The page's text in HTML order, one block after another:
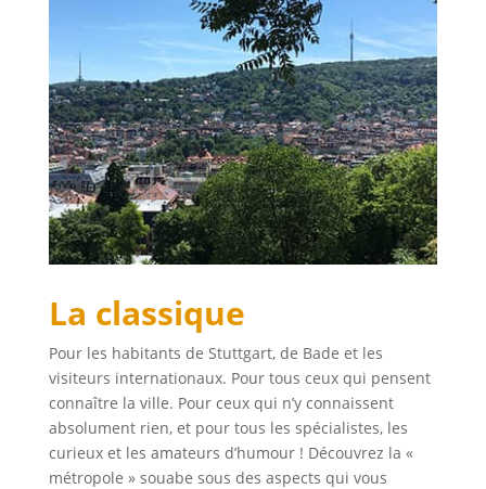
La classique
Pour les habitants de Stuttgart, de Bade et les
visiteurs internationaux. Pour tous ceux qui pensent
connaître la ville. Pour ceux qui n’y connaissent
absolument rien, et pour tous les spécialistes, les
curieux et les amateurs d’humour ! Découvrez la «
métropole » souabe sous des aspects qui vous